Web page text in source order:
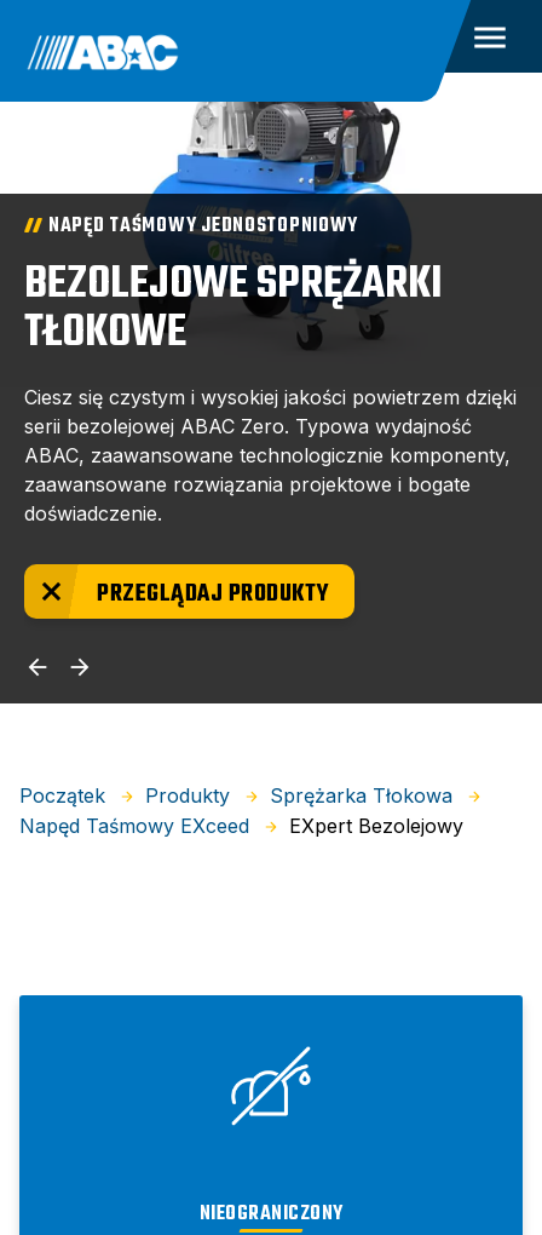
NAPĘD TAŚMOWY JEDNOSTOPNIOWY
BEZOLEJOWE SPRĘŻARKI
TŁOKOWE
Ciesz się czystym i wysokiej jakości powietrzem dzięki
serii bezolejowej ABAC Zero. Typowa wydajność
ABAC, zaawansowane technologicznie komponenty,
zaawansowane rozwiązania projektowe i bogate
doświadczenie.
PRZEGLĄDAJ PRODUKTY
Początek Produkty
Sprężarka Tłokowa
Napęd Taśmowy EXceed
EXpert Bezolejowy
NIEOGRANICZONY